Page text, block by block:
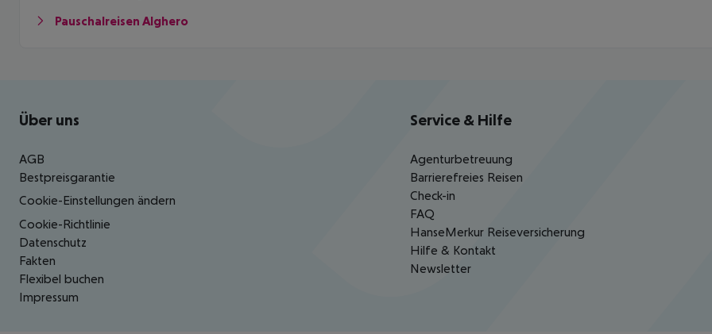
Pauschalreisen Alghero
Footer navigation
Über uns
AGB
Bestpreisgarantie
Cookie-Einstellungen ändern
Cookie-Richtlinie
Datenschutz
Fakten
Flexibel buchen
Impressum
Service & Hilfe
Agenturbetreuung
Barrierefreies Reisen
Check-in
FAQ
HanseMerkur Reiseversicherung
Hilfe & Kontakt
Newsletter